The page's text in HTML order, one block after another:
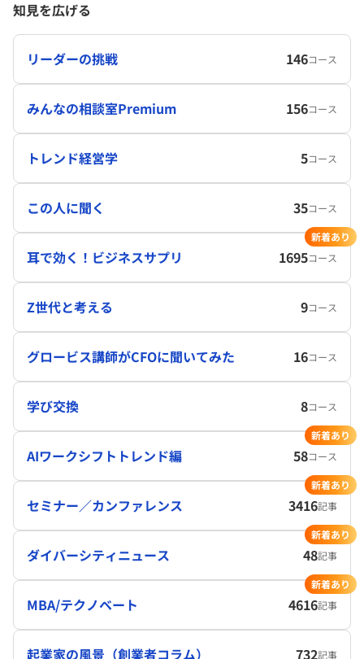
知見を広げる
リーダーの挑戦 146コース
みんなの相談室Premium 156コース
トレンド経営学 5コース
この人に聞く 35コース
耳で効く！ビジネスサプリ 1695コース
新着あり
Z世代と考える 9コース
グロービス講師がCFOに聞いてみた 16コース
学び交換 8コース
AIワークシフトトレンド編 58コース
新着あり
セミナー／カンファレンス 3416記事
新着あり
ダイバーシティニュース 48記事
新着あり
MBA/テクノベート 4616記事
新着あり
起業家の風景（創業者コラム） 732記事